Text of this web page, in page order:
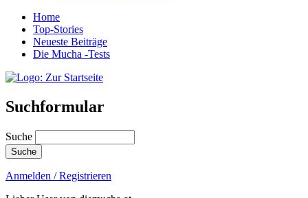
Home
Top-Stories
Neueste Beiträge
Die Mucha -Tests
Suchformular
Suche
Anmelden / Registrieren